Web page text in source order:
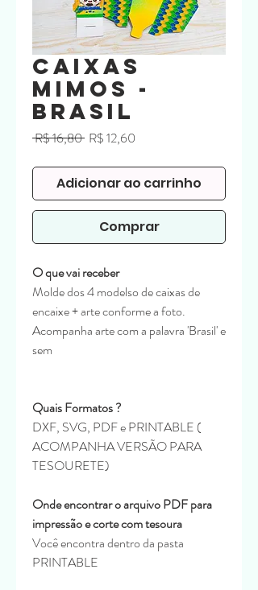
Caixas
Mimos -
Brasil
R$ 16,80 Preço
R$ 12,60
Adicionar ao carrinho
Comprar
O que vai receber
Molde dos 4 modelso de caixas de
encaixe + arte conforme a foto.
Acompanha arte com a palavra 'Brasil' e
sem
Quais Formatos ?
DXF, SVG, PDF e PRINTABLE (
ACOMPANHA VERSÃO PARA
TESOURETE)
Onde encontrar o arquivo PDF para
impressão e corte com tesoura
Você encontra dentro da pasta
PRINTABLE